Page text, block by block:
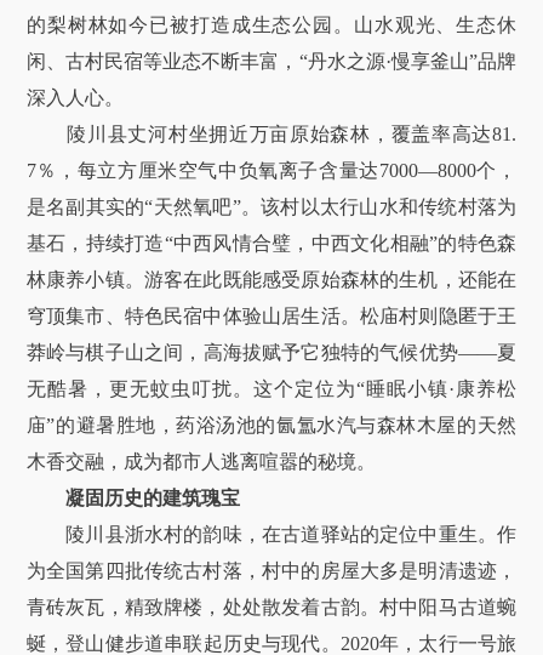
的梨树林如今已被打造成生态公园。山水观光、生态休
闲、古村民宿等业态不断丰富，“丹水之源·慢享釜山”品牌
深入人心。
陵川县丈河村坐拥近万亩原始森林，覆盖率高达81.
7％，每立方厘米空气中负氧离子含量达7000—8000个，
是名副其实的“天然氧吧”。该村以太行山水和传统村落为
基石，持续打造“中西风情合璧，中西文化相融”的特色森
林康养小镇。游客在此既能感受原始森林的生机，还能在
穹顶集市、特色民宿中体验山居生活。松庙村则隐匿于王
莽岭与棋子山之间，高海拔赋予它独特的气候优势——夏
无酷暑，更无蚊虫叮扰。这个定位为“睡眠小镇·康养松
庙”的避暑胜地，药浴汤池的氤氲水汽与森林木屋的天然
木香交融，成为都市人逃离喧嚣的秘境。
凝固历史的建筑瑰宝
陵川县浙水村的韵味，在古道驿站的定位中重生。作
为全国第四批传统古村落，村中的房屋大多是明清遗迹，
青砖灰瓦，精致牌楼，处处散发着古韵。村中阳马古道蜿
蜒，登山健步道串联起历史与现代。2020年，太行一号旅